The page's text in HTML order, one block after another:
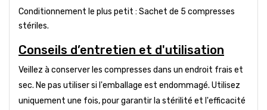
Conditionnement le plus petit : Sachet de 5 compresses
stériles.
Conseils d’entretien et d'utilisation
Veillez à conserver les compresses dans un endroit frais et
sec. Ne pas utiliser si l'emballage est endommagé. Utilisez
uniquement une fois, pour garantir la stérilité et l'efficacité